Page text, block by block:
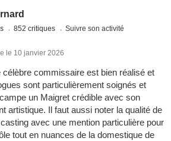
852 critiques Suivre son activité
le 10 janvier 2026
commissaire est bien réalisé et
sont particulièrement soignés et
un Maigret crédible avec son
artistique. Il faut aussi noter la qualité de
casting avec une mention particulière pour
tout en nuances de la domestique de